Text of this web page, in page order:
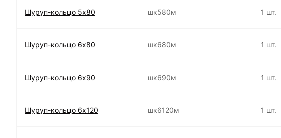
Шуруп-кольцо 5х80 шк580м 1 шт.
Шуруп-кольцо 6х80 шк680м 1 шт.
Шуруп-кольцо 6х90 шк690м 1 шт.
Шуруп-кольцо 6х120 шк6120м 1 шт.